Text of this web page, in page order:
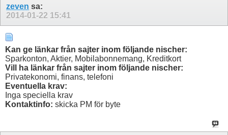
zeven sa:
2014-01-22 15:41
Kan ge länkar från sajter inom följande nischer:
Sparkonton, Aktier, Mobilabonnemang, Kreditkort
Vill ha länkar från sajter inom följande nischer:
Privatekonomi, finans, telefoni
Eventuella krav:
Inga speciella krav
Kontaktinfo: skicka PM för byte